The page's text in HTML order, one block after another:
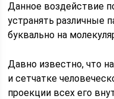
Данное воздействие
устранять различные
буквально на
Давно известно, что
и сетчатке
проекции всех его